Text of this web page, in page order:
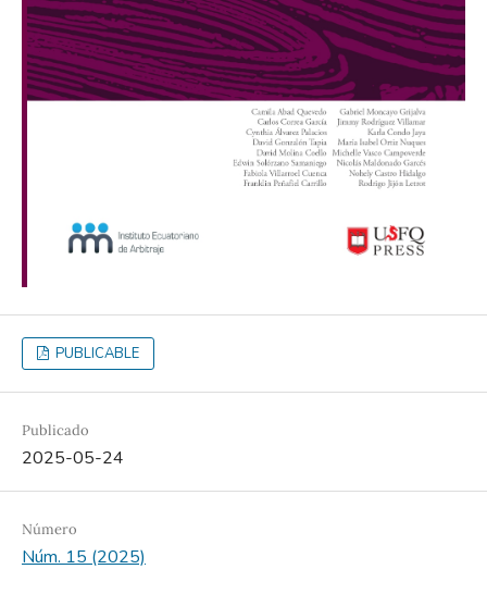
PUBLICABLE
Publicado
2025-05-24
Número
Núm. 15 (2025)